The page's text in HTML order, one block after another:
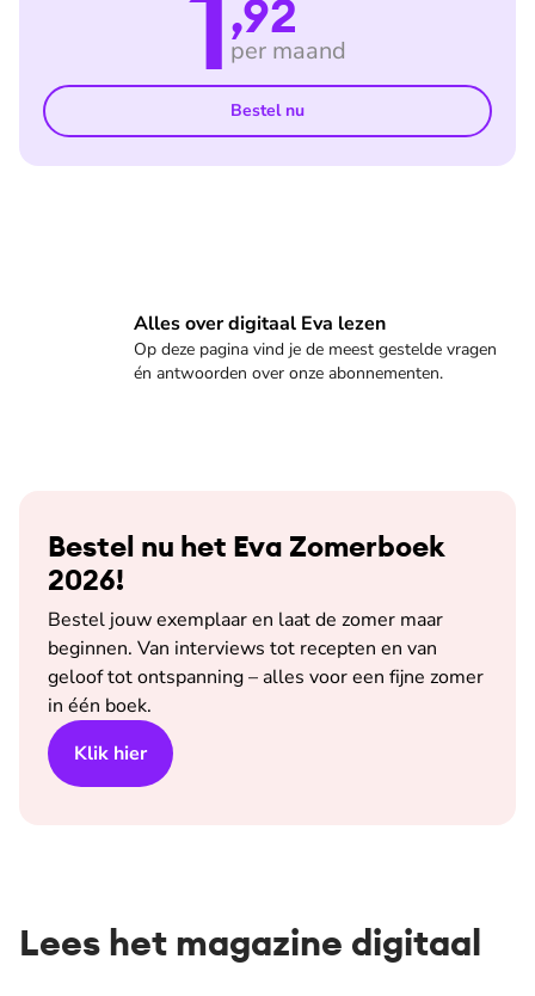
,92
per maand
Bestel nu
Alles over digitaal Eva lezen
Op deze pagina vind je de meest gestelde vragen
én antwoorden over onze abonnementen.
Veelgestelde vragen
Bestel nu het Eva Zomerboek
2026!
Bestel jouw exemplaar en laat de zomer maar
beginnen. Van interviews tot recepten en van
geloof tot ontspanning – alles voor een fijne zomer
in één boek.
Klik hier
Lees het magazine digitaal